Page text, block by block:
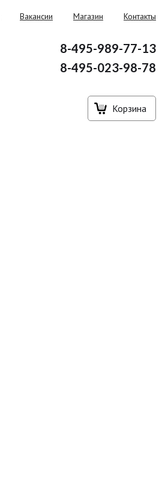
Вакансии Магазин Контакты
8-495-989-77-13
8-495-023-98-78
Корзина